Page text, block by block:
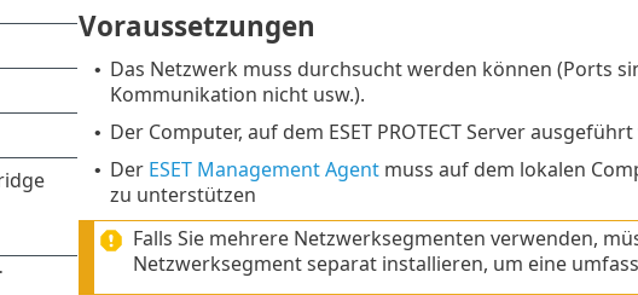
Voraussetzungen
• Das Netzwerk muss durchsucht werden können (Ports
Kommunikation nicht usw.).
• Der Computer, auf dem ESET PROTECT Server
• Der ESET Management Agentmuss auf dem lokalen
zu unterstützen
Falls Sie mehrere Netzwerksegmenten verwenden,
Netzwerksegment separat installieren, um eine